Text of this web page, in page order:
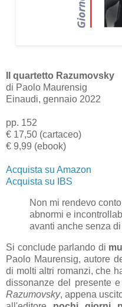
Il quartetto Razumovsky
di Paolo Maurensig
Einaudi, gennaio 2022
pp. 152
€ 17,50 (cartaceo)
€ 9,99 (ebook)
Acquista su Amazon
Acquista su IBS
Non mi rendevo
abnormi e
avanti anche senza
Si conclude parlando di
Paolo Maurensig, autore
di molti altri romanzi, che
dissonanze del presente
Razumovsky, appena